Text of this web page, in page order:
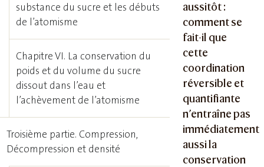
aussitôt :
comment se
fait-il que
cette
coordination
réversible et
quantifiante
n’entraîne pas
immédiatement
aussi la
conservation
substance du sucre et les débuts
de l’atomisme
Chapitre VI. La conservation du
poids et du volume du sucre
dissout dans l’eau et
l’achèvement de l’atomisme
Troisième partie. Compression,
Décompression et densité